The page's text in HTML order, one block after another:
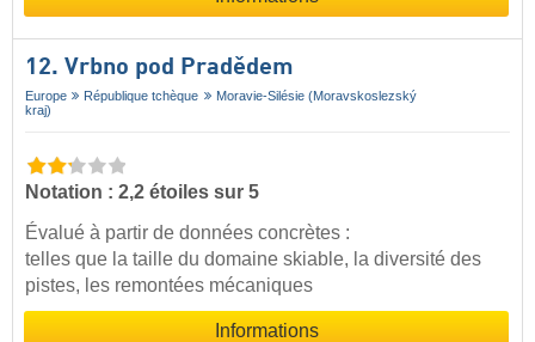
12. Vrbno pod Pradědem
Europe République tchèque
Moravie-Silésie (Moravskoslezský
kraj)
Notation : 2,2 étoiles sur 5
Évalué à partir de données concrètes :
telles que la taille du domaine skiable, la diversité des
pistes, les remontées mécaniques
Informations